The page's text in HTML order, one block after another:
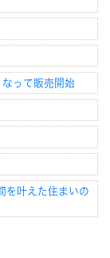
販売開始
を叶えた住まいの